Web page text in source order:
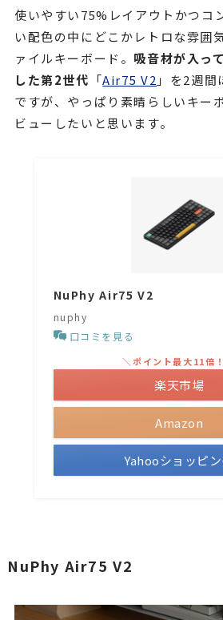
使いやすい75%レイアウトかつコ
い配色の中にどこかレトロな雰囲
ァイルキーボード。 吸音材が入っ
した第2世代 「Air75 V2 」を2週間
ですが、やっぱり素晴らしいキー
ビューしたいと思います。
NuPhy Air75 V2
nuphy
口コミを見る
Amazon
＼ポイント最大11倍
楽天市場
Yahooショッピ
NuPhy Air75 V2